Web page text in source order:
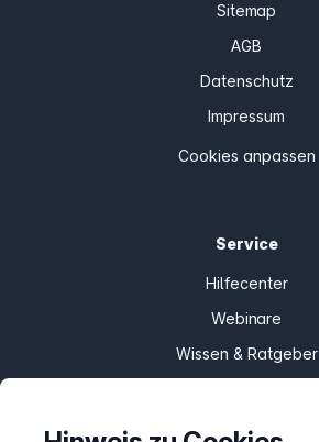
Sitemap
AGB
Datenschutz
Impressum
Cookies anpassen
Service
Hilfecenter
Webinare
Wissen & Ratgeber